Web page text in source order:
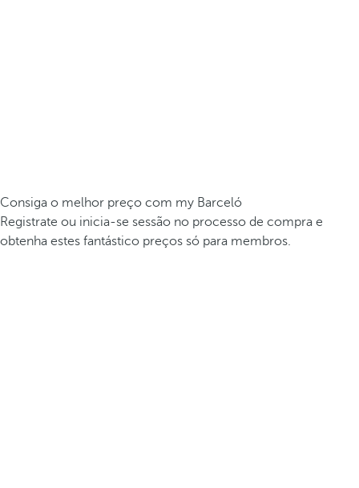
Consiga o melhor preço com my Barceló
Registrate ou inicia-se sessão no processo de compra e
obtenha estes fantástico preços só para membros.